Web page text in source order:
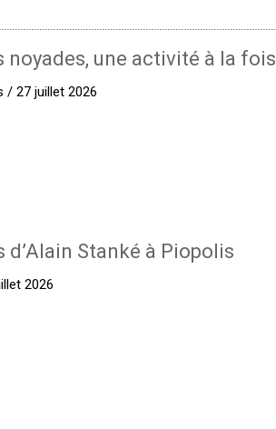
noyades, une activité à la fois
/ 27 juillet 2026
d’Alain Stanké à Piopolis
2026